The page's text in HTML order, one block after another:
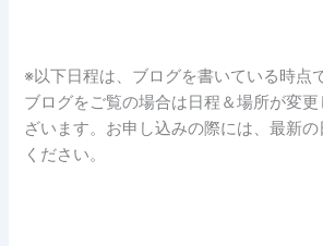
※以下日程は、ブログを書いている時点
ブログをご覧の場合は日程＆場所が変
ざいます。お申し込みの際には、最新
ください。